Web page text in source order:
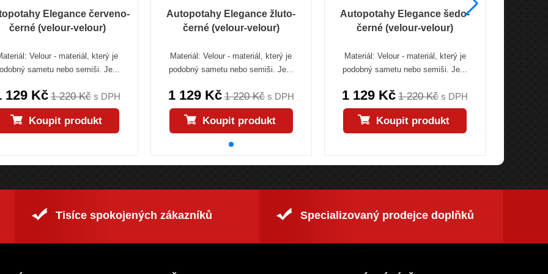
Elegance červeno-
černé (velour-velour)
Velour - materiál, který je
sametu nebo semiši. Je...
129 Kč 1 220 Kčs DPH
Koupit produkt
Autopotahy Elegance žluto-
černé (velour-velour)
Materiál: Velour - materiál, který je
podobný sametu nebo semiši. Je...
1 129 Kč 1 220 Kčs DPH
Koupit produkt
Autopotahy Elegance šedo-
černé (velour-velour)
Materiál: Velour - materiál, který je
podobný sametu nebo semiši. Je...
1 129 Kč 1 220 Kčs DPH
Koupit produkt
Tisíce spokojených zákazníků Specializovaný prodejce doplňků